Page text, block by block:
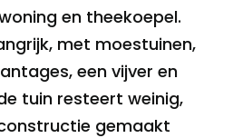
en theekoepel.
met moestuinen,
een vijver en
tuin resteert weinig,
gemaakt